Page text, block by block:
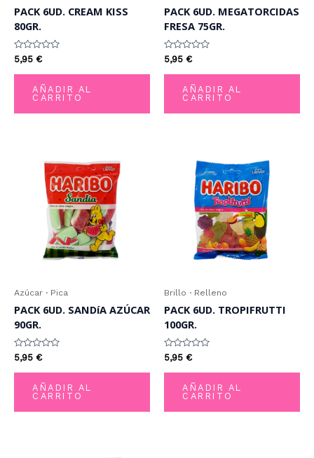
PACK 6UD. CREAM KISS
80GR.
Valorado
con
0
5,95 €
AÑADIR AL
CARRITO
PACK 6UD. MEGATORCIDAS
FRESA 75GR.
Valorado
con
0
5,95 €
AÑADIR AL
CARRITO
Azúcar · Pica
PACK 6UD. SANDíA AZÚCAR
90GR.
Valorado
con
0
5,95 €
AÑADIR AL
CARRITO
Brillo · Relleno
PACK 6UD. TROPIFRUTTI
100GR.
Valorado
con
0
5,95 €
AÑADIR AL
CARRITO